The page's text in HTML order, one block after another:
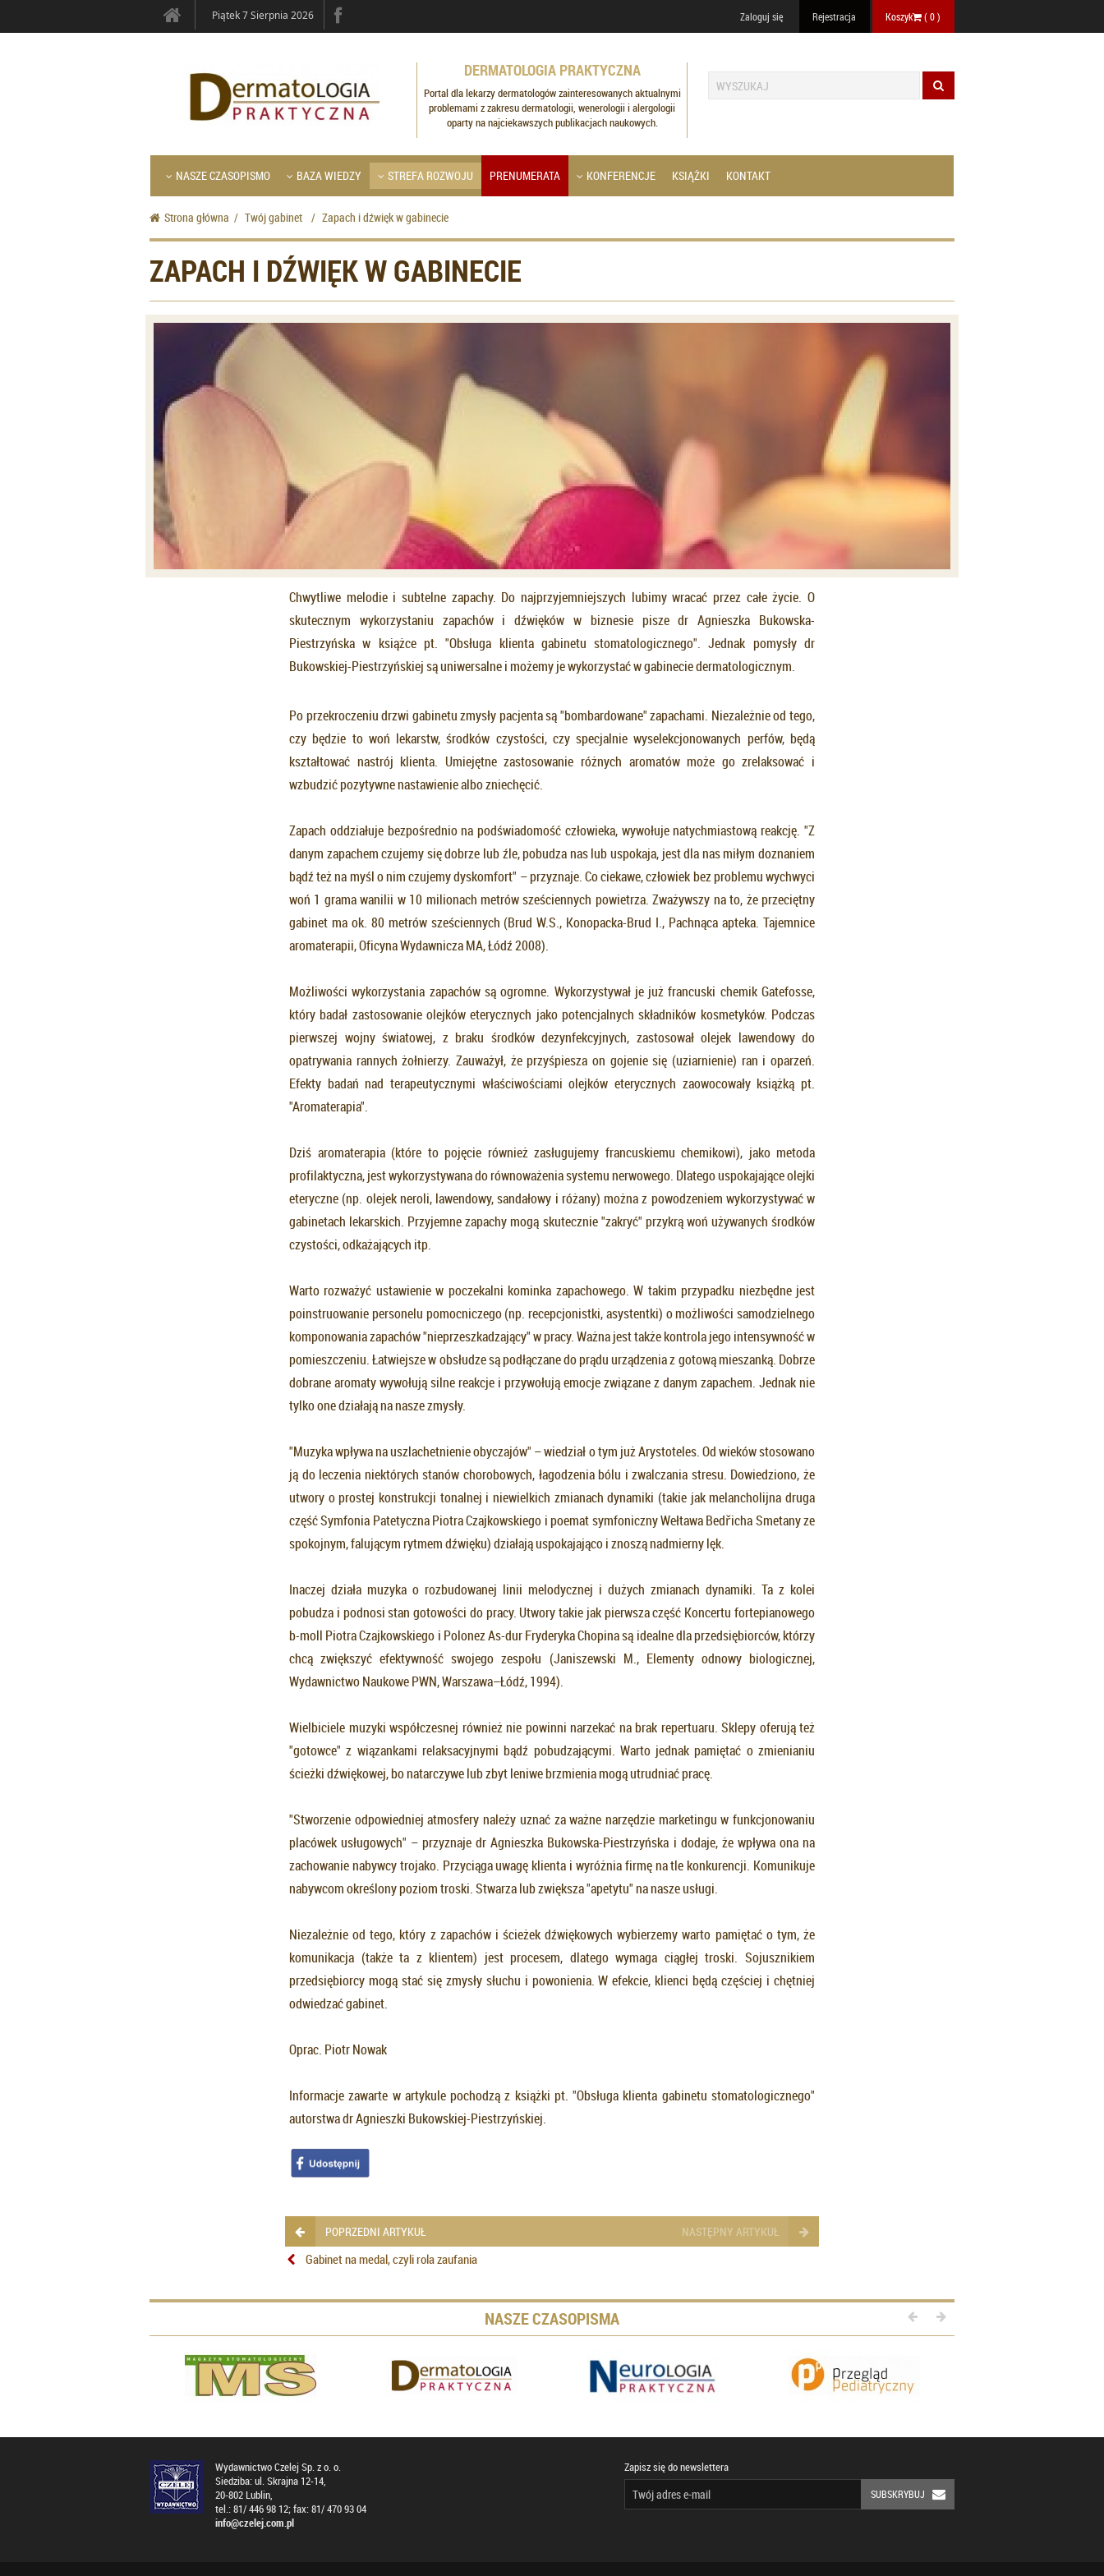
Piątek 7 Sierpnia 2026 Zaloguj się Rejestracja Koszyk (0)
DERMATOLOGIA PRAKTYCZNA
Portal dla lekarzy dermatologów zainteresowanych aktualnymi
problemami z zakresu dermatologii, wenerologii i alergologii
oparty na najciekawszych publikacjach naukowych.
NASZE CZASOPISMO BAZA WIEDZY STREFA ROZWOJU PRENUMERATA KONFERENCJE KSIĄŻKI KONTAKT
Strona główna / Twój gabinet / Zapach i dźwięk w gabinecie
ZAPACH I DŹWIĘK W GABINECIE
Chwytliwe melodie i subtelne zapachy. Do najprzyjemniejszych lubimy wracać przez całe życie. O
skutecznym wykorzystaniu zapachów i dźwięków w biznesie pisze dr Agnieszka Bukowska-
Piestrzyńska w książce pt. "Obsługa klienta gabinetu stomatologicznego". Jednak pomysły dr
Bukowskiej-Piestrzyńskiej są uniwersalne i możemy je wykorzystać w gabinecie dermatologicznym.
Po przekroczeniu drzwi gabinetu zmysły pacjenta są "bombardowane" zapachami. Niezależnie od tego,
czy będzie to woń lekarstw, środków czystości, czy specjalnie wyselekcjonowanych perfów, będą
kształtować nastrój klienta. Umiejętne zastosowanie różnych aromatów może go zrelaksować i
wzbudzić pozytywne nastawienie albo zniechęcić.
Zapach oddziałuje bezpośrednio na podświadomość człowieka, wywołuje natychmiastową reakcję. "Z
danym zapachem czujemy się dobrze lub źle, pobudza nas lub uspokaja, jest dla nas miłym doznaniem
bądź też na myśl o nim czujemy dyskomfort" – przyznaje. Co ciekawe, człowiek bez problemu wychwyci
woń 1 grama wanilii w 10 milionach metrów sześciennych powietrza. Zważywszy na to, że przeciętny
gabinet ma ok. 80 metrów sześciennych (Brud W.S., Konopacka-Brud I., Pachnąca apteka. Tajemnice
aromaterapii, Oficyna Wydawnicza MA, Łódź 2008).
Możliwości wykorzystania zapachów są ogromne. Wykorzystywał je już francuski chemik Gatefosse,
który badał zastosowanie olejków eterycznych jako potencjalnych składników kosmetyków. Podczas
pierwszej wojny światowej, z braku środków dezynfekcyjnych, zastosował olejek lawendowy do
opatrywania rannych żołnierzy. Zauważył, że przyśpiesza on gojenie się (uziarnienie) ran i oparzeń.
Efekty badań nad terapeutycznymi właściwościami olejków eterycznych zaowocowały książką pt.
"Aromaterapia".
Dziś aromaterapia (które to pojęcie również zasługujemy francuskiemu chemikowi), jako metoda
profilaktyczna, jest wykorzystywana do równoważenia systemu nerwowego. Dlatego uspokajające olejki
eteryczne (np. olejek neroli, lawendowy, sandałowy i różany) można z powodzeniem wykorzystywać w
gabinetach lekarskich. Przyjemne zapachy mogą skutecznie "zakryć" przykrą woń używanych środków
czystości, odkażających itp.
Warto rozważyć ustawienie w poczekalni kominka zapachowego. W takim przypadku niezbędne jest
poinstruowanie personelu pomocniczego (np. recepcjonistki, asystentki) o możliwości samodzielnego
komponowania zapachów "nieprzeszkadzający" w pracy. Ważna jest także kontrola jego intensywność w
pomieszczeniu. Łatwiejsze w obsłudze są podłączane do prądu urządzenia z gotową mieszanką. Dobrze
dobrane aromaty wywołują silne reakcje i przywołują emocje związane z danym zapachem. Jednak nie
tylko one działają na nasze zmysły.
"Muzyka wpływa na uszlachetnienie obyczajów" – wiedział o tym już Arystoteles. Od wieków stosowano
ją do leczenia niektórych stanów chorobowych, łagodzenia bólu i zwalczania stresu. Dowiedziono, że
utwory o prostej konstrukcji tonalnej i niewielkich zmianach dynamiki (takie jak melancholijna druga
część Symfonia Patetyczna Piotra Czajkowskiego i poemat symfoniczny Wełtawa Bedřicha Smetany ze
spokojnym, falującym rytmem dźwięku) działają uspokajająco i znoszą nadmierny lęk.
Inaczej działa muzyka o rozbudowanej linii melodycznej i dużych zmianach dynamiki. Ta z kolei
pobudza i podnosi stan gotowości do pracy. Utwory takie jak pierwsza część Koncertu fortepianowego
b-moll Piotra Czajkowskiego i Polonez As-dur Fryderyka Chopina są idealne dla przedsiębiorców, którzy
chcą zwiększyć efektywność swojego zespołu (Janiszewski M., Elementy odnowy biologicznej,
Wydawnictwo Naukowe PWN, Warszawa–Łódź, 1994).
Wielbiciele muzyki współczesnej również nie powinni narzekać na brak repertuaru. Sklepy oferują też
"gotowce" z wiązankami relaksacyjnymi bądź pobudzającymi. Warto jednak pamiętać o zmienianiu
ścieżki dźwiękowej, bo natarczywe lub zbyt leniwe brzmienia mogą utrudniać pracę.
"Stworzenie odpowiedniej atmosfery należy uznać za ważne narzędzie marketingu w funkcjonowaniu
placówek usługowych" – przyznaje dr Agnieszka Bukowska-Piestrzyńska i dodaje, że wpływa ona na
zachowanie nabywcy trojako. Przyciąga uwagę klienta i wyróżnia firmę na tle konkurencji. Komunikuje
nabywcom określony poziom troski. Stwarza lub zwiększa "apetytu" na nasze usługi.
Niezależnie od tego, który z zapachów i ścieżek dźwiękowych wybierzemy warto pamiętać o tym, że
komunikacja (także ta z klientem) jest procesem, dlatego wymaga ciągłej troski. Sojusznikiem
przedsiębiorcy mogą stać się zmysły słuchu i powonienia. W efekcie, klienci będą częściej i chętniej
odwiedzać gabinet.
Oprac. Piotr Nowak
Informacje zawarte w artykule pochodzą z książki pt. "Obsługa klienta gabinetu stomatologicznego"
autorstwa dr Agnieszki Bukowskiej-Piestrzyńskiej.
POPRZEDNI ARTYKUŁ NASTĘPNY ARTYKUŁ
Gabinet na medal, czyli rola zaufania
NASZE CZASOPISMA
Wydawnictwo Czelej Sp. z o. o.
Siedziba: ul. Skrajna 12-14,
20-802 Lublin,
tel.: 81/ 446 98 12; fax: 81/ 470 93 04
info@czelej.com.pl
Zapisz się do newslettera
SUBSKRYBUJ